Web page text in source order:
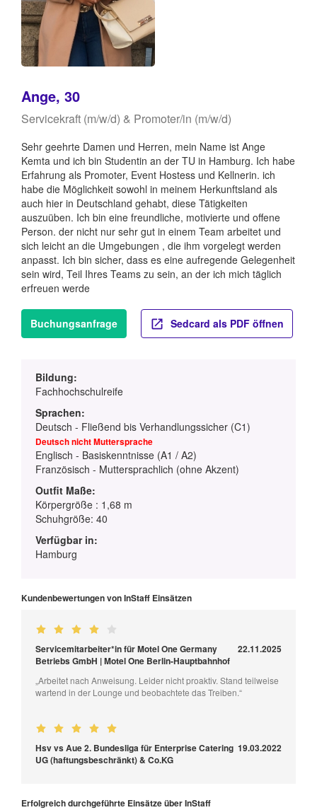
Ange, 30
Servicekraft (m/w/d) & Promoter/in (m/w/d)
Sehr geehrte Damen und Herren, mein Name ist Ange
Kemta und ich bin Studentin an der TU in Hamburg. Ich habe
Erfahrung als Promoter, Event Hostess und Kellnerin. ich
habe die Möglichkeit sowohl in meinem Herkunftsland als
auch hier in Deutschland gehabt, diese Tätigkeiten
auszuüben. Ich bin eine freundliche, motivierte und offene
Person. der nicht nur sehr gut in einem Team arbeitet und
sich leicht an die Umgebungen , die ihm vorgelegt werden
anpasst. Ich bin sicher, dass es eine aufregende Gelegenheit
sein wird, Teil Ihres Teams zu sein, an der ich mich täglich
erfreuen werde
Buchungsanfrage Sedcard als PDF öffnen
Bildung:
Fachhochschulreife
Sprachen:
Deutsch - Fließend bis Verhandlungssicher (C1)
Deutsch nicht Muttersprache
Englisch - Basiskenntnisse (A1 / A2)
Französisch - Muttersprachlich (ohne Akzent)
Outfit Maße:
Körpergröße : 1,68 m
Schuhgröße: 40
Verfügbar in:
Hamburg
Kundenbewertungen von InStaff Einsätzen
Servicemitarbeiter*in für Motel One Germany
Betriebs GmbH | Motel One Berlin-Hauptbahnhof
22.11.2025
„Arbeitet nach Anweisung. Leider nicht proaktiv. Stand teilweise
wartend in der Lounge und beobachtete das Treiben.“
Hsv vs Aue 2. Bundesliga für Enterprise Catering
UG (haftungsbeschränkt) & Co.KG
19.03.2022
Erfolgreich durchgeführte Einsätze über InStaff